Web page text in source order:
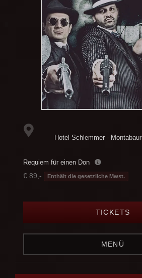
Hotel Schlemmer - Montabaur
Requiem für einen Don
€ 89,- Enthält die gesetzliche Mwst.
TICKETS
MENÜ